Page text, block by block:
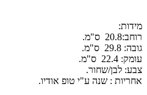
מידות:
רוחב:20.8 ס"מ.
גובה: 29.8 ס"מ.
עומק: 22.4 ס"מ.
צבע: לבן/שחור.
אחריות : שנה ע"י טופ אודיו.